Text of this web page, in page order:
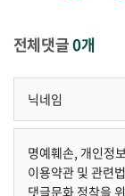
전체댓글0개